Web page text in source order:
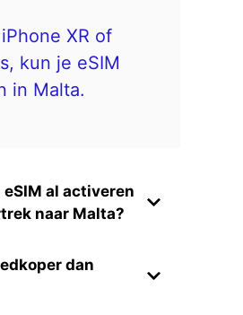
XR of
kun je eSIM
in Malta.
eSIM al activeren
naar Malta?
dan